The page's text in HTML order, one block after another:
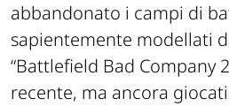
abbandonato i campi di
sapientemente modellati
“Battlefield Bad Company
recente, ma ancora